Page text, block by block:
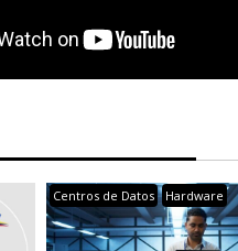
Centros de Datos Hardware